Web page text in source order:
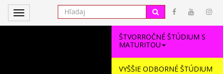
Toggle
navigation
ŠTVORROČNÉ ŠTÚDIUM S
MATURITOU
VYŠŠIE ODBORNÉ ŠTÚDIUM